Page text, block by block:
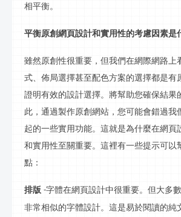
相平衡。
平衡原創網頁設計和實用性的考慮因素是
雖然原創性很重要，但我們在網際網路上
式、 佈局選擇甚至配色方案的選擇都是有
證明有效的設計選擇。將幫助您確保結果
此，通過製作原創網站，您可能會錯過我
起的一些實用功能。這就是為什麼在網頁
和實用性至關重要。這裡有一些提示可以
點：
排版 -字體在網頁設計中很重要。但大多
非常相似的字體設計。這是易於閱讀的純